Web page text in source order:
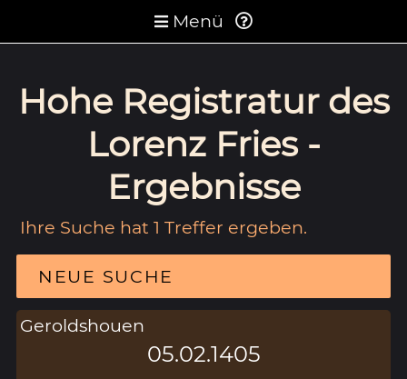
Menü
Hohe Registratur des
Lorenz Fries -
Ergebnisse
Ihre Suche hat 1 Treffer ergeben.
NEUE SUCHE
Geroldshouen
05.02.1405